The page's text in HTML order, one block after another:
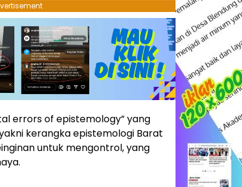
errors of epistemology” yang
kerangka epistemologi Barat
untuk mengontrol, yang